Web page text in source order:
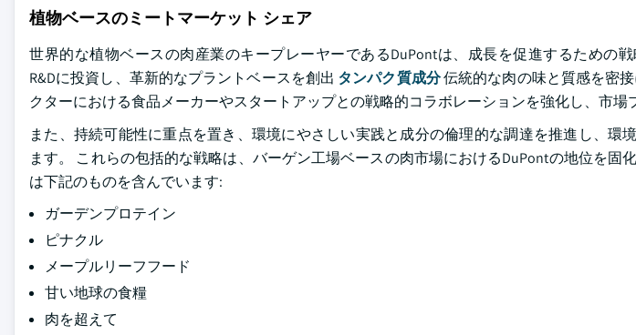
植物ベースのミートマーケット シェア
世界的な植物ベースの肉産業のキープレーヤーであるDuPontは、成長を促進するための
R&Dに投資し、革新的なプラントベースを創出 タンパク質成分伝統的な肉の味と質感を密
クターにおける食品メーカーやスタートアップとの戦略的コラボレーションを強化し、市場
また、持続可能性に重点を置き、環境にやさしい実践と成分の倫理的な調達を推進し、環
ます。 これらの包括的な戦略は、バーゲン工場ベースの肉市場におけるDuPontの地位を固
は下記のものを含んでいます:
ガーデンプロテイン
ピナクル
メープルリーフフード
甘い地球の食糧
肉を超えて